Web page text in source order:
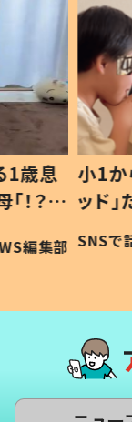
歳息
？」
編集部
小1か
ッド
作り
#令和
SNSで